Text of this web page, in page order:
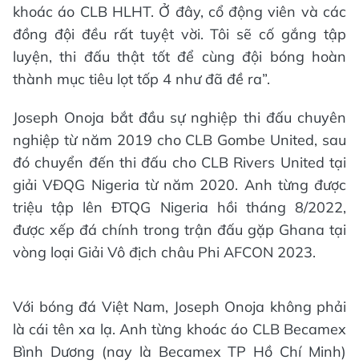
khoác áo CLB HLHT. Ở đây, cổ động viên và các
đồng đội đều rất tuyệt vời. Tôi sẽ cố gắng tập
luyện, thi đấu thật tốt để cùng đội bóng hoàn
thành mục tiêu lọt tốp 4 như đã đề ra”.
Joseph Onoja bắt đầu sự nghiệp thi đấu chuyên
nghiệp từ năm 2019 cho CLB Gombe United, sau
đó chuyển đến thi đấu cho CLB Rivers United tại
giải VĐQG Nigeria từ năm 2020. Anh từng được
triệu tập lên ĐTQG Nigeria hồi tháng 8/2022,
được xếp đá chính trong trận đấu gặp Ghana tại
vòng loại Giải Vô địch châu Phi AFCON 2023.
Với bóng đá Việt Nam, Joseph Onoja không phải
là cái tên xa lạ. Anh từng khoác áo CLB Becamex
Bình Dương (nay là Becamex TP Hồ Chí Minh)